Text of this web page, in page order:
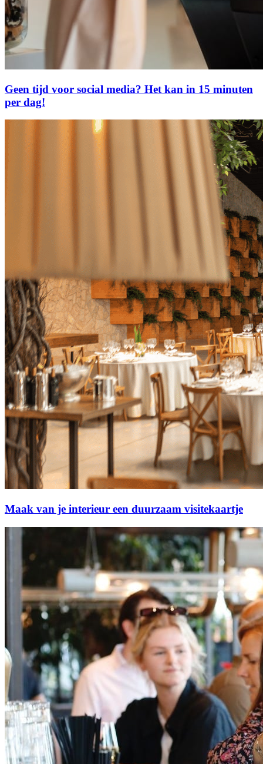
Geen tijd voor social media? Het kan in 15 minuten
per dag!
Maak van je interieur een duurzaam visitekaartje